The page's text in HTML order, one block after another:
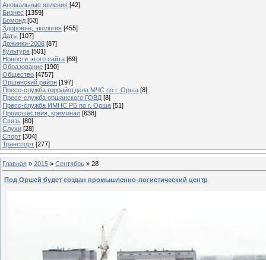
Аномальные явления [42]
Бизнес [1359]
Бомонд [53]
Здоровье, экология [455]
Даты [107]
Дожинки-2008 [87]
Культура [501]
Новости этого сайта [69]
Образование [190]
Общество [4757]
Оршанский район [197]
Пресс-служба горрайотдела МЧС по г. Орша [8]
Пресс-служба оршанского ГОВД [8]
Пресс-служба ИМНС РБ по г. Орша [51]
Проиcшествия, криминал [638]
Связь [80]
Слухи [28]
Спорт [304]
Транспорт [277]
Главная » 2015 » Сентябрь » 28
Под Оршей будет создан промышленно-логистический центр